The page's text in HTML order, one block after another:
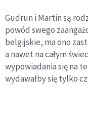
Gudrun i Martin są
powód swego
belgijskie, ma ono
a nawet na całym
wypowiadania się na
wydawałby się tylko